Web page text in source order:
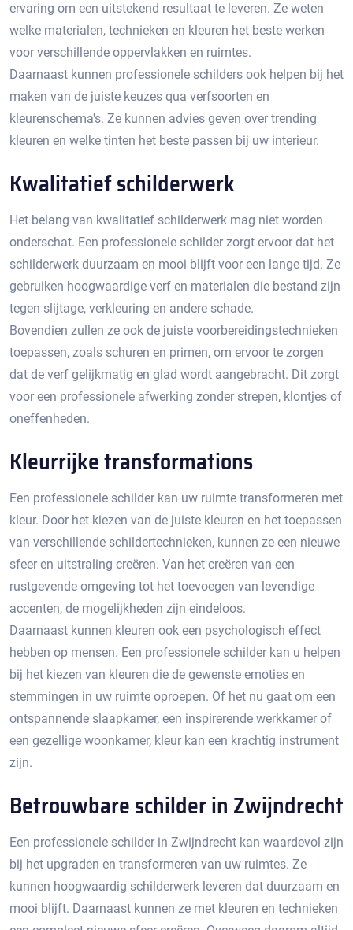
ervaring om een uitstekend resultaat te leveren.​ Ze weten
welke materialen, technieken en kleuren het beste werken
voor verschillende oppervlakken en ruimtes.
Daarnaast kunnen professionele schilders ook helpen bij het
maken van de juiste keuzes qua verfsoorten en
kleurenschema's.​ Ze kunnen advies geven over trending
kleuren en welke tinten het beste passen bij uw interieur.​
Kwalitatief schilderwerk
Het belang van kwalitatief schilderwerk mag niet worden
onderschat.​ Een professionele schilder zorgt ervoor dat het
schilderwerk duurzaam en mooi blijft voor een lange tijd. Ze
gebruiken hoogwaardige verf en materialen die bestand zijn
tegen slijtage, verkleuring en andere schade.​
Bovendien zullen ze ook de juiste voorbereidingstechnieken
toepassen, zoals schuren en primen, om ervoor te zorgen
dat de verf gelijkmatig en glad wordt aangebracht.​ Dit zorgt
voor een professionele afwerking zonder strepen, klontjes of
oneffenheden.​
Kleurrijke transformations
Een professionele schilder kan uw ruimte transformeren met
kleur.​ Door het kiezen van de juiste kleuren en het toepassen
van verschillende schildertechnieken, kunnen ze een nieuwe
sfeer en uitstraling creëren.​ Van het creëren van een
rustgevende omgeving tot het toevoegen van levendige
accenten, de mogelijkheden zijn eindeloos.​
Daarnaast kunnen kleuren ook een psychologisch effect
hebben op mensen. Een professionele schilder kan u helpen
bij het kiezen van kleuren die de gewenste emoties en
stemmingen in uw ruimte oproepen.​ Of het nu gaat om een
ontspannende slaapkamer, een inspirerende werkkamer of
een gezellige woonkamer, kleur kan een krachtig instrument
zijn.​
Betrouwbare schilder in Zwijndrecht
Een professionele schilder in Zwijndrecht kan waardevol zijn
bij het upgraden en transformeren van uw ruimtes.​ Ze
kunnen hoogwaardig schilderwerk leveren dat duurzaam en
mooi blijft.​ Daarnaast kunnen ze met kleuren en technieken